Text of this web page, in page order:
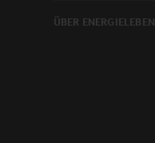
ÜBER ENERGIELEBEN